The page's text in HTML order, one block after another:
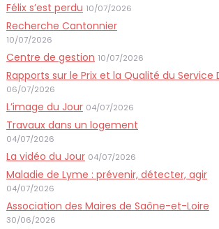
Félix s’est perdu 10/07/2026
Recherche Cantonnier
10/07/2026
Centre de gestion 10/07/2026
Rapports sur le Prix et la Qualité du Service
06/07/2026
L’image du Jour 04/07/2026
Travaux dans un logement
04/07/2026
La vidéo du Jour 04/07/2026
Maladie de Lyme : prévenir, détecter, agir
04/07/2026
Association des Maires de Saône-et-Loire
30/06/2026